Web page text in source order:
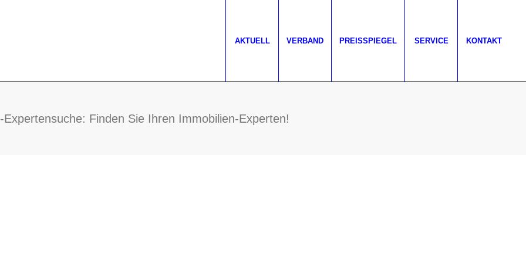
AKTUELL VERBAND PREISSPIEGEL SERVICE KONTAKT
Expertensuche: Finden Sie Ihren Immobilien-Experten!